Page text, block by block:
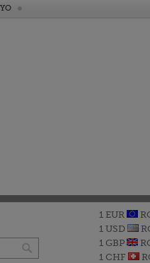
1 EUR
1 USD
1 GBP
1 CHF